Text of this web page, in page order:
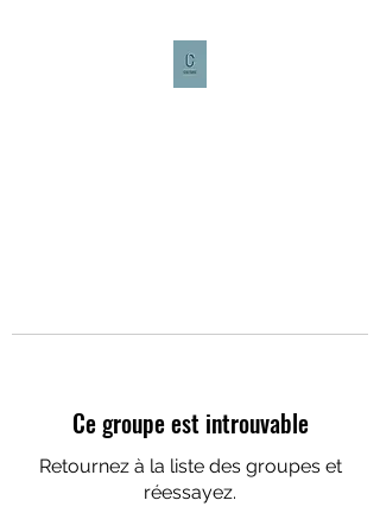
Ce groupe est introuvable
Retournez à la liste des groupes et
réessayez.